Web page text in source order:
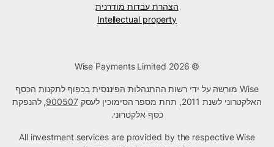
הצהרת עבדות מודרנית
Intellectual property
Wise מורשה על ידי רשות ההתנהלות הפיננסית בכפוף לתקנות הכסף
האלקטרוני לשנת 2011, תחת מספר הסימוכין לעסק
900507, להנפקת
כסף אלקטרוני.
All investment services are provided by the respective Wise